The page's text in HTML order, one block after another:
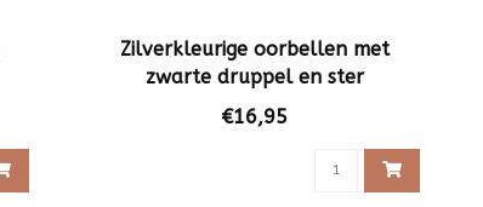
Zilverkleurige oorbellen met
zwarte druppel en ster
€16,95